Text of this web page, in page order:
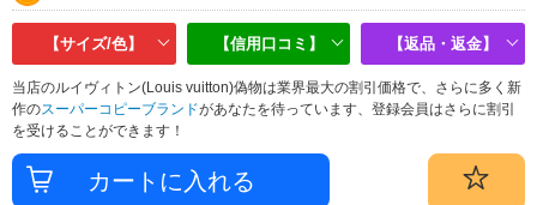
【サイズ/色】 【信用口コミ】 【返品・返金】
当店のルイヴィトン(Louis vuitton)偽物は業界最大の割引価格で、さらに多く新
作のスーパーコピーブランドがあなたを待っています、登録会員はさらに割引
を受けることができます！